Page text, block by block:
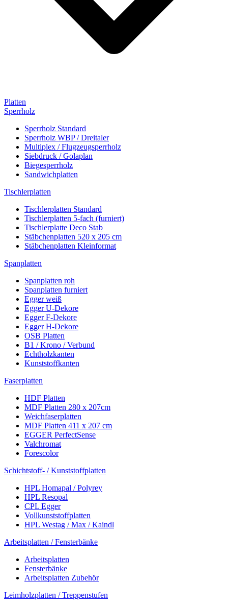
Platten
Sperrholz
Sperrholz Standard
Sperrholz WBP / Dreitaler
Multiplex / Flugzeugsperrholz
Siebdruck / Golaplan
Biegesperrholz
Sandwichplatten
Tischlerplatten
Tischlerplatten Standard
Tischlerplatten 5-fach (furniert)
Tischlerplatte Deco Stab
Stäbchenplatten 520 x 205 cm
Stäbchenplatten Kleinformat
Spanplatten
Spanplatten roh
Spanplatten furniert
Egger weiß
Egger U-Dekore
Egger F-Dekore
Egger H-Dekore
OSB Platten
B1 / Krono / Verbund
Echtholzkanten
Kunststoffkanten
Faserplatten
HDF Platten
MDF Platten 280 x 207cm
Weichfaserplatten
MDF Platten 411 x 207 cm
EGGER PerfectSense
Valchromat
Forescolor
Schichtstoff- / Kunststoffplatten
HPL Homapal / Polyrey
HPL Resopal
CPL Egger
Vollkunststoffplatten
HPL Westag / Max / Kaindl
Arbeitsplatten / Fensterbänke
Arbeitsplatten
Fensterbänke
Arbeitsplatten Zubehör
Leimholzplatten / Treppenstufen